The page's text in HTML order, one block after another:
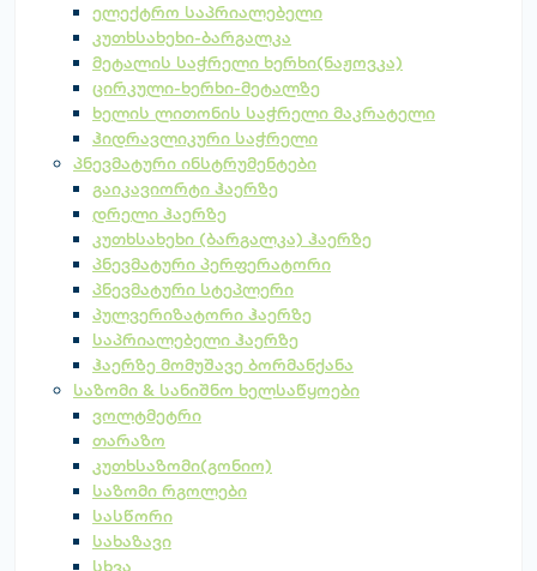
ელექტრო საპრიალებელი
კუთხსახეხი-ბარგალკა
მეტალის საჭრელი ხერხი(ნაჟოვკა)
ცირკული-ხერხი-მეტალზე
ხელის ლითონის საჭრელი მაკრატელი
ჰიდრავლიკური საჭრელი
პნევმატური ინსტრუმენტები
გაიკავიორტი ჰაერზე
დრელი ჰაერზე
კუთხსახეხი (ბარგალკა) ჰაერზე
პნევმატური პერფერატორი
პნევმატური სტეპლერი
პულვერიზატორი ჰაერზე
საპრიალებელი ჰაერზე
ჰაერზე მომუშავე ბორმანქანა
საზომი & სანიშნო ხელსაწყოები
ვოლტმეტრი
თარაზო
კუთხსაზომი(გონიო)
საზომი რგოლები
სასწორი
სახაზავი
სხვა